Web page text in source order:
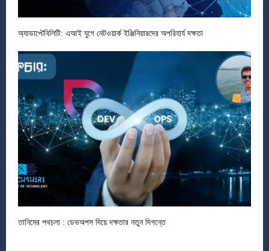
অ্যাডাপ্টেবিলিটি: এআই যুগে নেটওয়ার্ক ইঞ্জিনিয়ারদের অপরিহার্য দক্ষতা
তানিমের পথচলা : ডেভঅপস দিয়ে দক্ষতার নতুন দিগন্তে